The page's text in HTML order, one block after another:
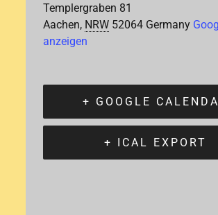
Templergraben 81
Aachen, NRW 52064 Germany
anzeigen
+ GOOGLE
+ ICAL EXPORT